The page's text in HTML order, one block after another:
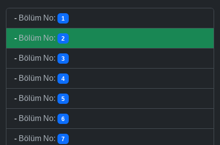
- Bölüm No: 1
- Bölüm No: 2
- Bölüm No: 3
- Bölüm No: 4
- Bölüm No: 5
- Bölüm No: 6
- Bölüm No: 7